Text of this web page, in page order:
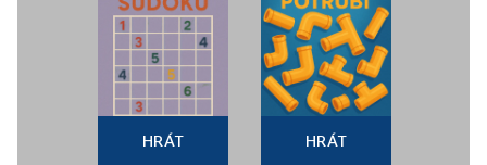
HRÁT HRÁT